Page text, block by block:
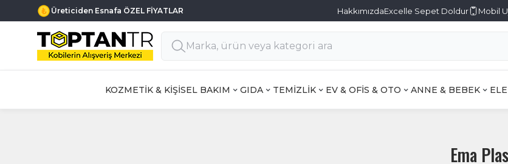
Üreticiden Esnafa ÖZEL FİYATLAR HakkımızdaExcelle Sepet Doldur Mobil
KOZMETİK & KİŞİSEL BAKIM GIDA TEMİZLİK EV & OFİS & OTO ANNE & BEBEK
Ema